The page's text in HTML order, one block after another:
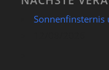
Sonnenfinsternis